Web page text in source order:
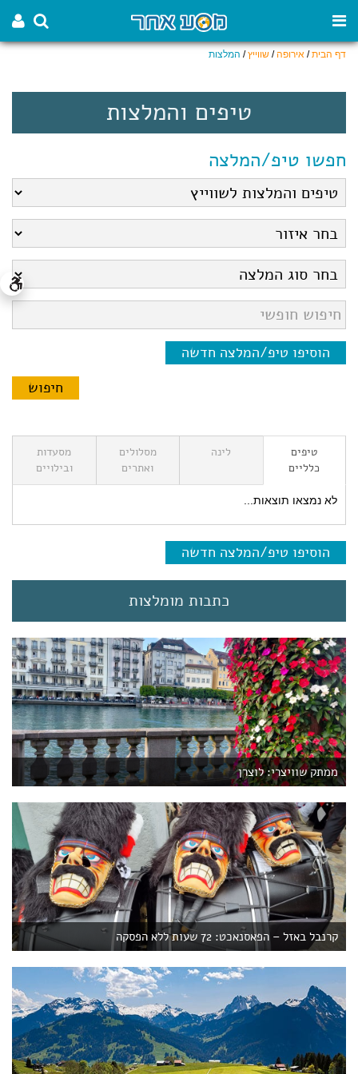
דף הבית/ אירופה/ שווייץ/ המלצות
טיפים והמלצות
חפשו טיפ/המלצה
הוסיפו טיפ/המלצה חדשה
טיפים
כלליים
לינה
מסלולים
ואתרים
מסעדות
ובילויים
לא נמצאו תוצאות...
הוסיפו טיפ/המלצה חדשה
כתבות מומלצות
ממתק שוויצרי: לוצרן
קרנבל באזל – הפאסנאכט: 72 שעות ללא הפסקה